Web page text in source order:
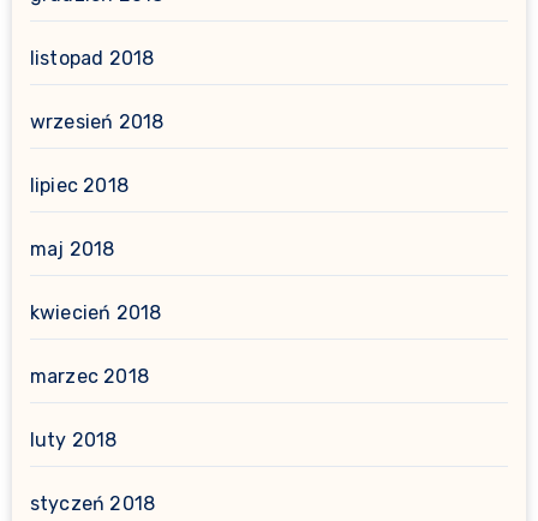
listopad 2018
wrzesień 2018
lipiec 2018
maj 2018
kwiecień 2018
marzec 2018
luty 2018
styczeń 2018